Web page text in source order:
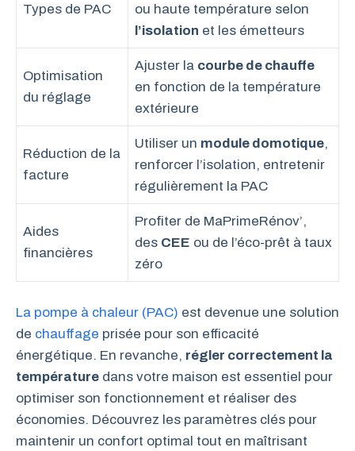
Types de PAC
ou haute température selon
l’isolation et les émetteurs
Optimisation
du réglage
Ajuster la courbe de chauffe
en fonction de la température
extérieure
Réduction de la
facture
Utiliser un module domotique,
renforcer l’isolation, entretenir
régulièrement la PAC
Aides
financières
Profiter de MaPrimeRénov’,
des CEE ou de l’éco-prêt à taux
zéro
La pompe à chaleur (PAC) est devenue une solution
de chauffage prisée pour son efficacité
énergétique. En revanche, régler correctement la
température dans votre maison est essentiel pour
optimiser son fonctionnement et réaliser des
économies. Découvrez les paramètres clés pour
maintenir un confort optimal tout en maîtrisant